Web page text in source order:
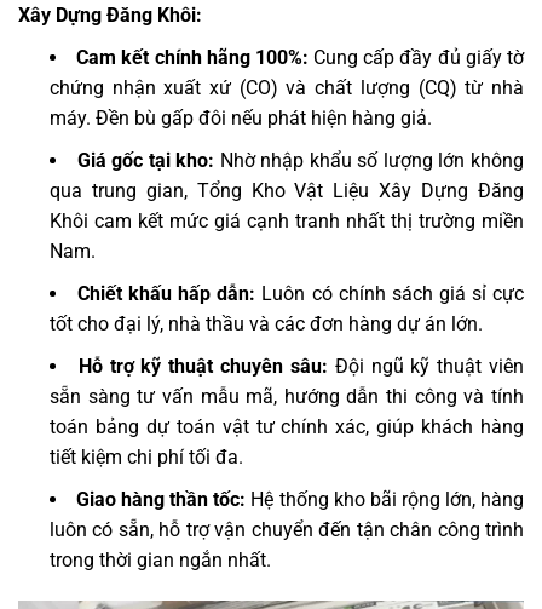
Xây Dựng Đăng Khôi:
Cam kết chính hãng 100%: Cung cấp đầy đủ giấy tờ
chứng nhận xuất xứ (CO) và chất lượng (CQ) từ nhà
máy. Đền bù gấp đôi nếu phát hiện hàng giả.
Giá gốc tại kho: Nhờ nhập khẩu số lượng lớn không
qua trung gian, Tổng Kho Vật Liệu Xây Dựng Đăng
Khôi cam kết mức giá cạnh tranh nhất thị trường miền
Nam.
Chiết khấu hấp dẫn: Luôn có chính sách giá sỉ cực
tốt cho đại lý, nhà thầu và các đơn hàng dự án lớn.
Hỗ trợ kỹ thuật chuyên sâu: Đội ngũ kỹ thuật viên
sẵn sàng tư vấn mẫu mã, hướng dẫn thi công và tính
toán bảng dự toán vật tư chính xác, giúp khách hàng
tiết kiệm chi phí tối đa.
Giao hàng thần tốc: Hệ thống kho bãi rộng lớn, hàng
luôn có sẵn, hỗ trợ vận chuyển đến tận chân công trình
trong thời gian ngắn nhất.